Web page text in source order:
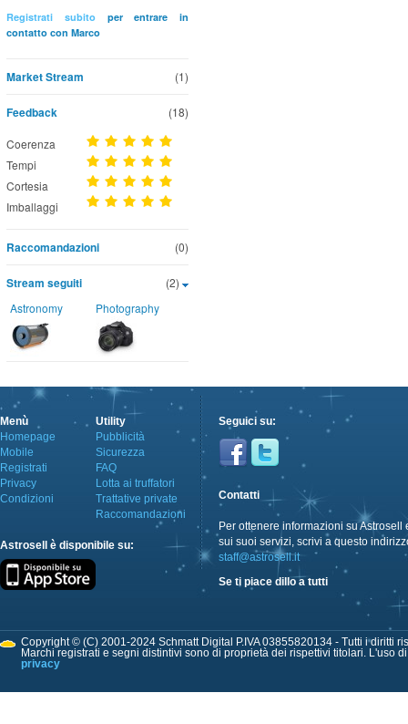
Registrati subitoper entrare in
contatto con Marco
(1)
Market Stream
Feedback (18)
Coerenza
Tempi
Cortesia
Imballaggi
(0)
Raccomandazioni
(2)
Stream seguiti
Astronomy Photography
Menù
Homepage
Mobile
Registrati
Privacy
Condizioni
Utility
Pubblicità
Sicurezza
FAQ
Lotta ai truffatori
Trattative private
Raccomandazioni
Astrosell è disponibile su:
Seguici su:
Contatti
Per ottenere informazioni su Astrosell
sui suoi servizi, scrivi a questo
staff@astrosell.it
Se ti piace dillo a tutti
Copyright © (C) 2001-2024 Schmatt Digital P.IVA 03855820134 - Tutti i diritti
Marchi registrati e segni distintivi sono di proprietà dei rispettivi titolari. L'uso
privacy